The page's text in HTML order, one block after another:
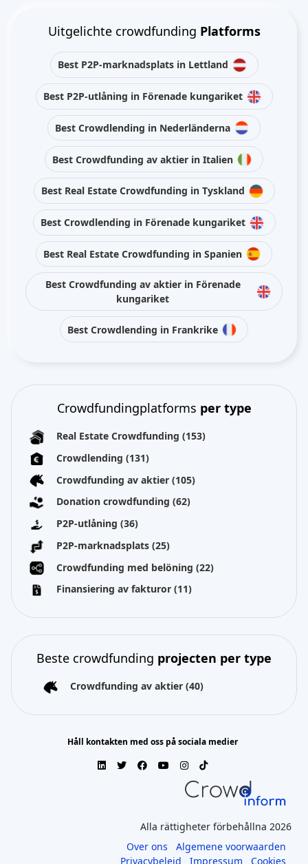
Uitgelichte crowdfunding Platforms
Best P2P-marknadsplats in Lettland
Best P2P-utlåning in Förenade kungariket
Best Crowdlending in Nederländerna
Best Crowdfunding av aktier in Italien
Best Real Estate Crowdfunding in Tyskland
Best Crowdlending in Förenade kungariket
Best Real Estate Crowdfunding in Spanien
Best Crowdfunding av aktier in Förenade
kungariket
Best Crowdlending in Frankrike
Crowdfundingplatforms per type
Real Estate Crowdfunding (153)
Crowdlending (131)
Crowdfunding av aktier (105)
Donation crowdfunding (62)
P2P-utlåning (36)
P2P-marknadsplats (25)
Crowdfunding med belöning (22)
Finansiering av fakturor (11)
Beste crowdfunding projecten per type
Crowdfunding av aktier (40)
Håll kontakten med oss på sociala medier
Alla rättigheter förbehållna 2026
Over ons
Algemene voorwaarden
Privacybeleid
Impressum Cookies